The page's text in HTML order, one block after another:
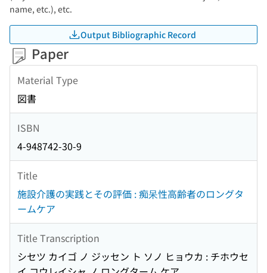
name, etc.), etc.
Output Bibliographic Record
Paper
Material Type
図書
ISBN
4-948742-30-9
Title
施設介護の実践とその評価 : 痴呆性高齢者のロングタ
ームケア
Title Transcription
シセツ カイゴ ノ ジッセン ト ソノ ヒョウカ : チホウセ